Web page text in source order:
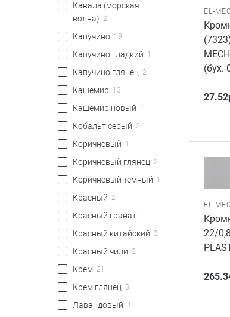
Кавала (морская
волна) 2
Капучино 19
Капучино гладкий 1
Капучино глянец 2
Кашемир 13
Кашемир новый 1
Кобальт серый 2
Коричневый 1
Коричневый глянец 2
Коричневый темный 1
Красный 2
Красный гранат 1
Красный китайский 3
Красный чили 2
Крем 21
Крем глянец 3
Лавандовый 4
EL-
27.52
EL-
22/